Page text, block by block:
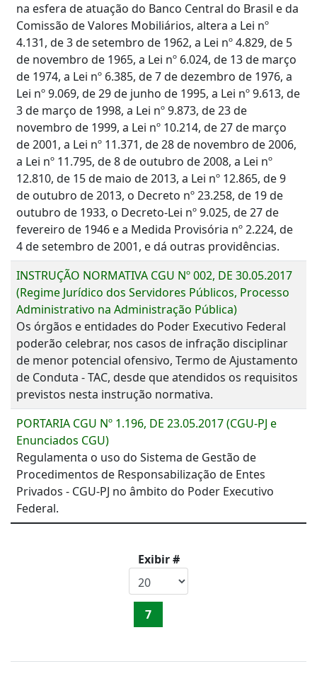
na esfera de atuação do Banco Central do Brasil e da
Comissão de Valores Mobiliários, altera a Lei nº
4.131, de 3 de setembro de 1962, a Lei nº 4.829, de 5
de novembro de 1965, a Lei nº 6.024, de 13 de março
de 1974, a Lei nº 6.385, de 7 de dezembro de 1976, a
Lei nº 9.069, de 29 de junho de 1995, a Lei nº 9.613, de
3 de março de 1998, a Lei nº 9.873, de 23 de
novembro de 1999, a Lei nº 10.214, de 27 de março
de 2001, a Lei nº 11.371, de 28 de novembro de 2006,
a Lei nº 11.795, de 8 de outubro de 2008, a Lei nº
12.810, de 15 de maio de 2013, a Lei nº 12.865, de 9
de outubro de 2013, o Decreto nº 23.258, de 19 de
outubro de 1933, o Decreto-Lei nº 9.025, de 27 de
fevereiro de 1946 e a Medida Provisória nº 2.224, de
4 de setembro de 2001, e dá outras providências.
INSTRUÇÃO NORMATIVA CGU Nº 002, DE 30.05.2017
(Regime Jurídico dos Servidores Públicos, Processo
Administrativo na Administração Pública)
Os órgãos e entidades do Poder Executivo Federal
poderão celebrar, nos casos de infração disciplinar
de menor potencial ofensivo, Termo de Ajustamento
de Conduta - TAC, desde que atendidos os requisitos
previstos nesta instrução normativa.
PORTARIA CGU Nº 1.196, DE 23.05.2017 (CGU-PJ e
Enunciados CGU)
Regulamenta o uso do Sistema de Gestão de
Procedimentos de Responsabilização de Entes
Privados - CGU-PJ no âmbito do Poder Executivo
Federal.
Exibir #
7